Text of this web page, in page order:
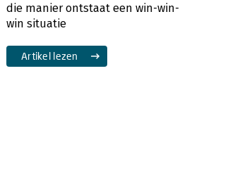
die manier ontstaat een win-win-
win situatie
Artikel lezen